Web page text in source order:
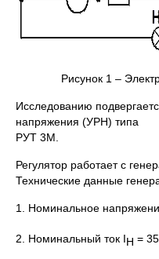
Рисунок 1 –
Исследованию
напряжения (УРН) типа
РУТ 3М.
Регулятор работает с
Технические данные
1. Номинальное
2. Номинальный ток IН =